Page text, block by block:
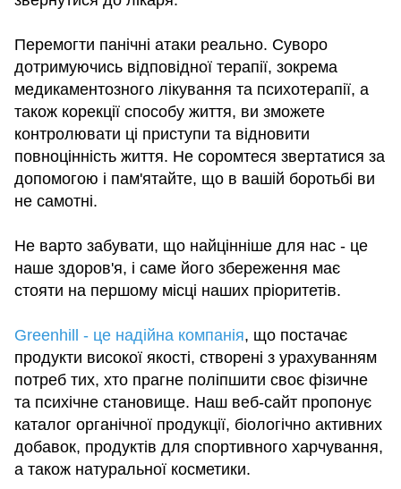
Перемогти панічні атаки реально. Суворо
дотримуючись відповідної терапії, зокрема
медикаментозного лікування та психотерапії, а
також корекції способу життя, ви зможете
контролювати ці приступи та відновити
повноцінність життя. Не соромтеся звертатися за
допомогою і пам'ятайте, що в вашій боротьбі ви
не самотні.
Не варто забувати, що найцінніше для нас - це
наше здоров'я, і саме його збереження має
стояти на першому місці наших пріоритетів.
Greenhill - це надійна компанія, що постачає
продукти високої якості, створені з урахуванням
потреб тих, хто прагне поліпшити своє фізичне
та психічне становище. Наш веб-сайт пропонує
каталог органічної продукції, біологічно активних
добавок, продуктів для спортивного харчування,
а також натуральної косметики.